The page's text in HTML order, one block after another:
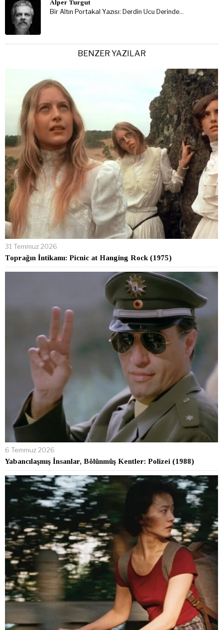
Alper Turgut
Bir Altın Portakal Yazısı: Derdin Ucu Derinde…
BENZER YAZILAR
31 Temmuz 2026
Toprağın İntikamı: Picnic at Hanging Rock (1975)
6 Temmuz 2026
Yabancılaşmış İnsanlar, Bölünmüş Kentler: Polizei (1988)